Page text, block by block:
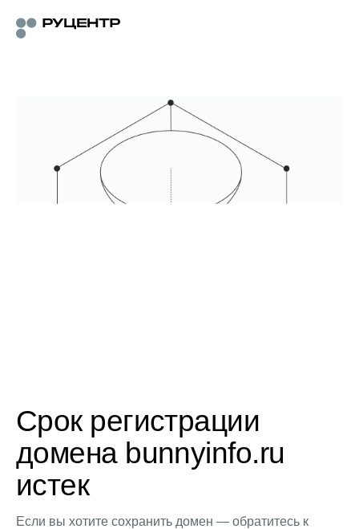
Срок регистрации
домена bunnyinfo.ru
истек
Если вы хотите сохранить домен — обратитесь к